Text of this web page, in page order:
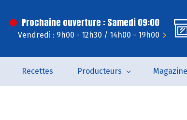
Prochaine ouverture : Samedi 09:00
Vendredi : 9h00 - 12h30 / 14h00 - 19h00
Recettes Producteurs